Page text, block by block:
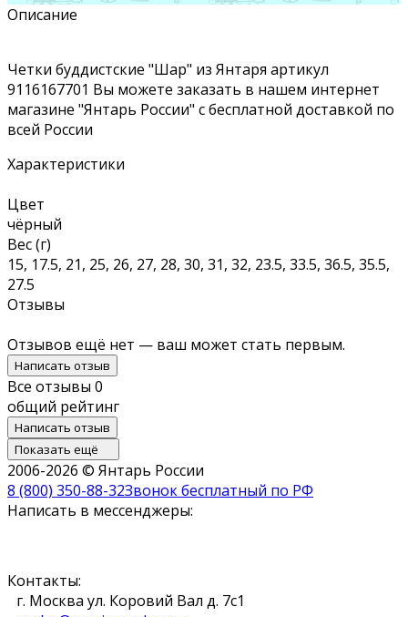
Описание
Четки буддистские "Шар" из Янтаря артикул
9116167701 Вы можете заказать в нашем интернет
магазине "Янтарь России" с бесплатной доставкой по
всей России
Характеристики
Цвет
чёрный
Вес (г)
15, 17.5, 21, 25, 26, 27, 28, 30, 31, 32, 23.5, 33.5, 36.5, 35.5,
27.5
Отзывы
Отзывов ещё нет — ваш может стать первым.
Написать отзыв
Все отзывы 0
общий рейтинг
Написать отзыв
Показать ещё
2006-2026 © Янтарь России
8 (800) 350-88-32Звонок бесплатный по РФ
Написать в мессенджеры:
Контакты:
г. Москва ул. Коровий Вал д. 7с1